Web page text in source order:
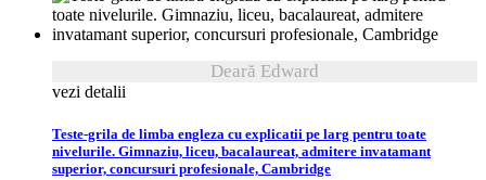
Deară Edward
vezi detalii
Teste-grila de limba engleza cu explicatii pe larg pentru toate
nivelurile. Gimnaziu, liceu, bacalaureat, admitere invatamant
superior, concursuri profesionale, Cambridge